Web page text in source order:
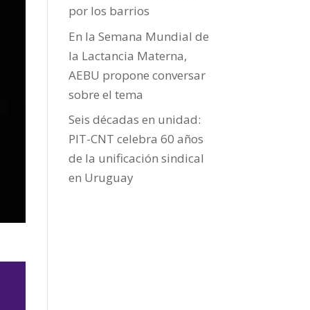
por los barrios
En la Semana Mundial de
la Lactancia Materna,
AEBU propone conversar
sobre el tema
Seis décadas en unidad:
PIT-CNT celebra 60 años
de la unificación sindical
en Uruguay